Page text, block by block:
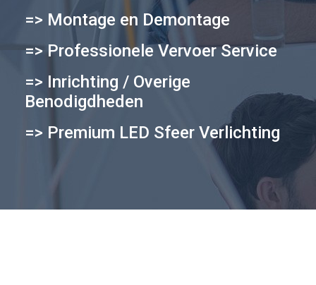
=> Montage en Demontage
=> Professionele Vervoer Service
=> Inrichting / Overige
Benodigdheden
=> Premium LED Sfeer Verlichting